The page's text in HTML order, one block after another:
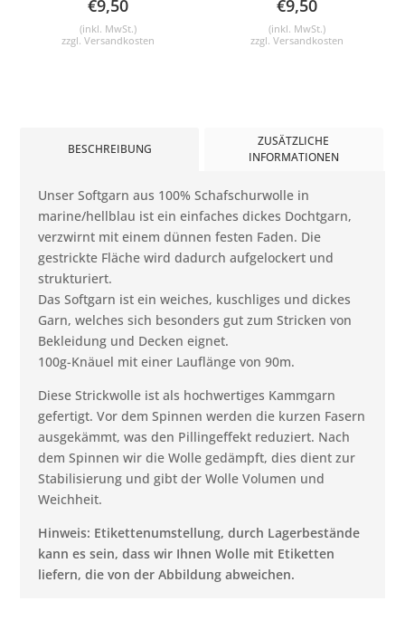
BESCHREIBUNG
ZUSÄTZLICHE
INFORMATIONEN
Unser Softgarn aus 100% Schafschurwolle in
marine/hellblau ist ein einfaches dickes Dochtgarn,
verzwirnt mit einem dünnen festen Faden. Die
gestrickte Fläche wird dadurch aufgelockert und
strukturiert.
Das Softgarn ist ein weiches, kuschliges und dickes
Garn, welches sich besonders gut zum Stricken von
Bekleidung und Decken eignet.
100g-Knäuel mit einer Lauflänge von 90m.
Diese Strickwolle ist als hochwertiges Kammgarn
gefertigt. Vor dem Spinnen werden die kurzen Fasern
ausgekämmt, was den Pillingeffekt reduziert. Nach
dem Spinnen wir die Wolle gedämpft, dies dient zur
Stabilisierung und gibt der Wolle Volumen und
Weichheit.
Hinweis: Etikettenumstellung, durch Lagerbestände
kann es sein, dass wir Ihnen Wolle mit Etiketten
liefern, die von der Abbildung abweichen.
€9,50
(inkl. MwSt.)
zzgl. Versandkosten
€9,50
(inkl. MwSt.)
zzgl.Versandkosten